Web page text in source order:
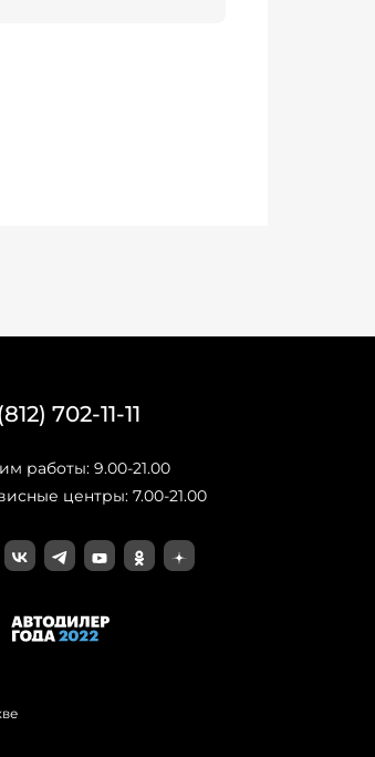
702-11-11
работы: 9.00-21.00
центры: 7.00-21.00